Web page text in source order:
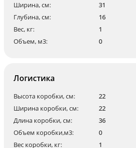
Ширина, см:
31
Глубина, см:
16
Вес, кг:
1
Объем, м3:
0
Логистика
Высота коробки, см:
22
Ширина коробки, см:
22
Длина коробки, см:
36
Объем коробки,м3:
0
Вес коробки, кг:
1